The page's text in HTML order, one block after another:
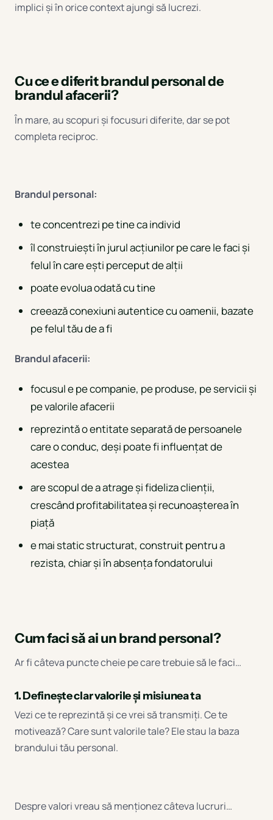
implici și în orice context ajungi să lucrezi.
Cu ce e diferit brandul personal de
brandul afacerii?
În mare, au scopuri și focusuri diferite, dar se pot
completa reciproc.
Brandul personal:
te concentrezi pe tine ca individ
îl construiești în jurul acțiunilor pe care le faci și
felul în care ești perceput de alții
poate evolua odată cu tine
creează conexiuni autentice cu oamenii, bazate
pe felul tău de a fi
Brandul afacerii:
focusul e pe companie, pe produse, pe servicii și
pe valorile afacerii
reprezintă o entitate separată de persoanele
care o conduc, deși poate fi influențat de
acestea
are scopul de a atrage și fideliza clienții,
crescând profitabilitatea și recunoașterea în
piață
e mai static structurat, construit pentru a
rezista, chiar și în absența fondatorului
Cum faci să ai un brand personal?
Ar fi câteva puncte cheie pe care trebuie să le faci…
1. Definește clar valorile și misiunea ta
Vezi ce te reprezintă și ce vrei să transmiți. Ce te
motivează? Care sunt valorile tale? Ele stau la baza
brandului tău personal.
Despre valori vreau să menționez câteva lucruri…